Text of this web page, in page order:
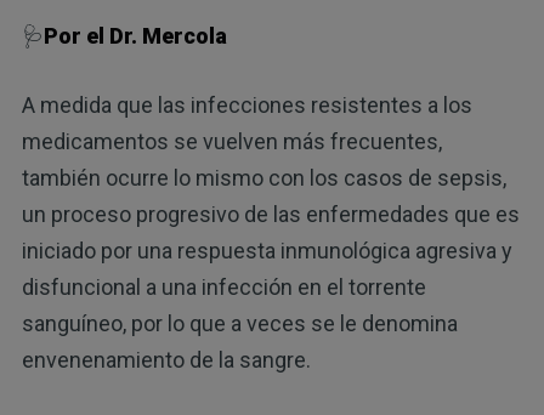
🩺Por el Dr. Mercola
A medida que las infecciones resistentes a los
medicamentos se vuelven más frecuentes,
también ocurre lo mismo con los casos de sepsis,
un proceso progresivo de las enfermedades que es
iniciado por una respuesta inmunológica agresiva y
disfuncional a una infección en el torrente
sanguíneo, por lo que a veces se le denomina
envenenamiento de la sangre.